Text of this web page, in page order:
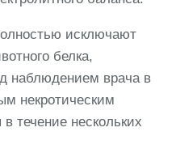
исключают
белка,
наблюдением врача в
некротическим
течение нескольких